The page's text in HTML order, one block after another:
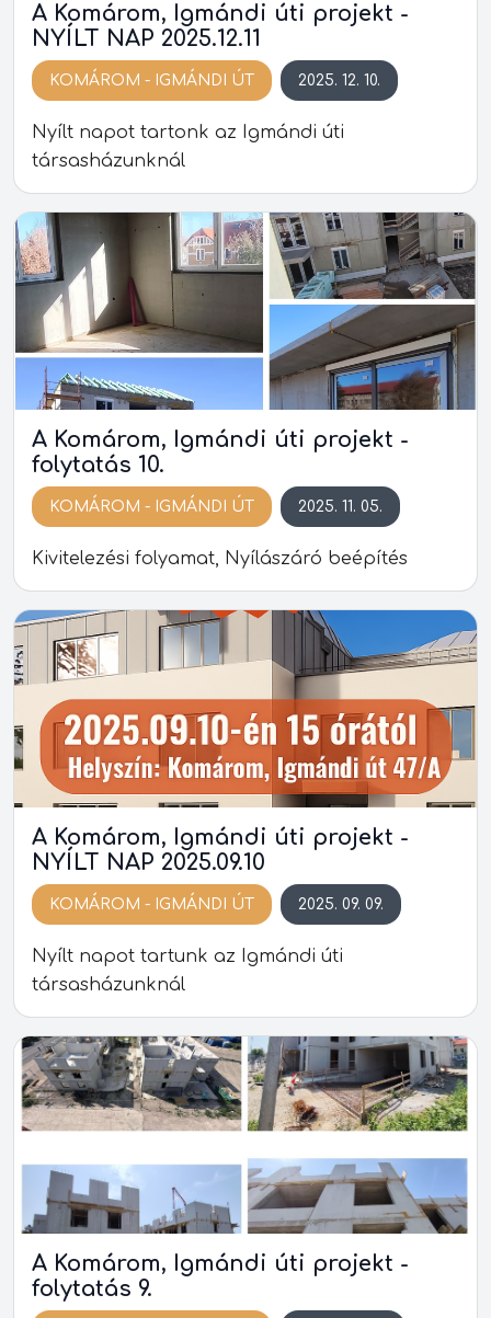
A Komárom, Igmándi úti projekt -
NYÍLT NAP 2025.12.11
KOMÁROM - IGMÁNDI ÚT 2025. 12. 10.
Nyílt napot tartonk az Igmándi úti
társasházunknál
A Komárom, Igmándi úti projekt -
folytatás 10.
KOMÁROM - IGMÁNDI ÚT 2025. 11. 05.
Kivitelezési folyamat, Nyílászáró beépítés
A Komárom, Igmándi úti projekt -
NYÍLT NAP 2025.09.10
KOMÁROM - IGMÁNDI ÚT 2025. 09. 09.
Nyílt napot tartunk az Igmándi úti
társasházunknál
A Komárom, Igmándi úti projekt -
folytatás 9.